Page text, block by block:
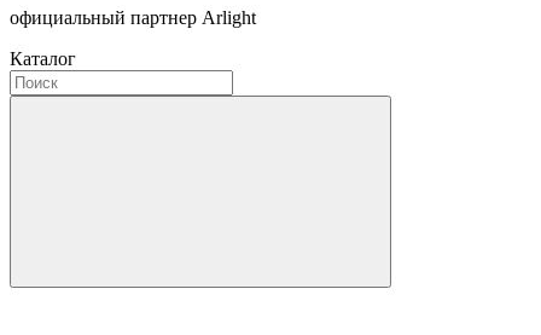
официальный партнер Arlight
Каталог